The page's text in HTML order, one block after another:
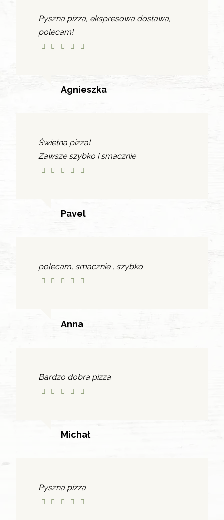
Pyszna pizza, ekspresowa dostawa,
polecam!
Agnieszka
Świetna pizza!
Zawsze szybko i smacznie
Pavel
polecam, smacznie , szybko
Anna
Bardzo dobra pizza
Michał
Pyszna pizza